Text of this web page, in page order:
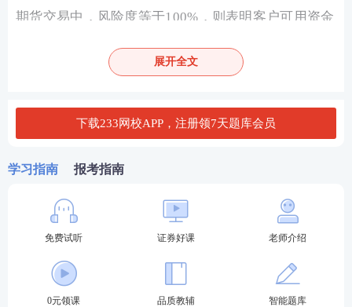
期货交易中，风险度等于100%，则表明客户可用资金
B. 对
统计学知识，近似
理论知识和复杂算法知识，使用计
算机作为工具并致力于真实实时的模拟人类学习方
式，并将现有内容进行知识结构划分来有效提高学习
效率。()
展开全文
下载233网校APP，注册领7天题库会员
学习指南 报考指南
免费试听 证券好课 老师介绍
0元领课 品质教辅 智能题库